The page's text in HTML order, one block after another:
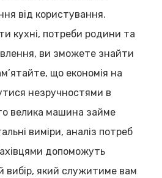
від користування.
кухні, потреби родини та
ви зможете знайти
що економія на
незручностями в
велика машина займе
виміри, аналіз потреб
допоможуть
вибір, який служитиме вам